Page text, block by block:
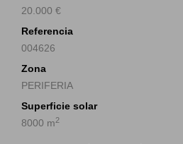
20.000 €
Referencia
004626
Zona
PERIFERIA
Superficie solar
8000 m2